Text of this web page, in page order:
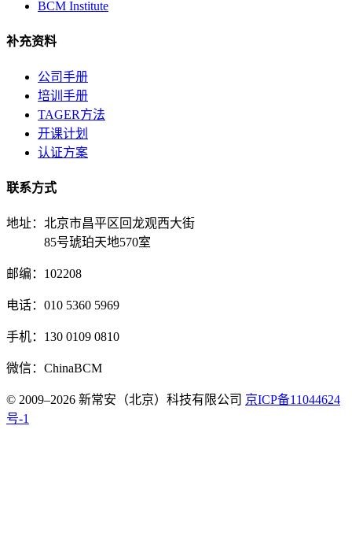
BCM Institute
补充资料
公司手册
培训手册
TAGER方法
开课计划
认证方案
联系方式
地址：北京市昌平区回龙观西大街
85号琥珀天地570室
邮编：102208
电话：010 5360 5969
手机：130 0109 0810
微信：ChinaBCM
© 2009–2026 新常安（北京）科技有限公司 京ICP备11044624
号-1